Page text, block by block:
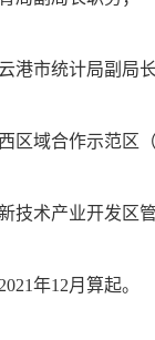
港市统计局副局长
区域合作示范区
技术产业开发区
年12月算起。